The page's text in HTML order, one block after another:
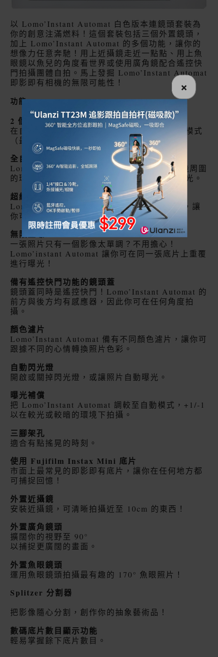
以 Lomo’Instant Automat 白色版本連鏡頭套裝為
你的創意注滿燃料！這個套裝包括三個外置鏡頭，
加上 Lomo’Instant Automat 的多個功能，讓你的
想像力任意奔馳！用上近攝鏡走近一點點、用上魚
眼鏡以魚兒的角度看世界或使用廣角鏡配合遙控快
門拍攝團體自拍。馬上發掘 Lomo’Instant Automat
即影即有相機的無限可能性！
功能
2 個拍攝模式
在自動模式下快速簡單拍攝或使用長時間曝光模式
（最多 30 秒）。
全自動快門
Lomo’Instant Automat 的快門速度是跟據相機周圍
的環境自動調整，令照片隨時隨地都可完美曝光。
超級簡易區域對焦
Lomo’instant Automat 的三段區域對焦系統 ，讓
你可在眨眼間完成對焦！
無限重曝
一張照片只有一個影像太單調？不用擔心！
Lomo’instant Automat 讓你可在同一張底片上重覆
進行曝光！
備有遙控快門功能的鏡頭蓋
鏡頭蓋同時是遙控快門！Lomo’Instant Automat 的
前方與後方均有感應器，因此你可在任何角度拍
攝。
顏色濾片
Lomo’Instant Automat 備有不同顏色濾片，讓你可
跟據不同的心情轉換照片色彩。
自動閃光燈
開啟或關掉閃光燈，或讓照片自動曝光。
曝光補償
把 Lomo’Instant Automat 調較至自動模式，+1/-1
以在較光或較暗的環境下拍攝。
三腳架孔
適合有點搖晃的時刻。
使用 Fujifilm Instax Mini 底片
市面上最常見的即影即有底片，讓你在任何地方都
可捕捉回憶！
外置近攝鏡
安裝近攝鏡，可清晰拍攝近至 10cm 的東西！
外置廣角鏡頭
擴闊你的視野至 90°
以捕捉更廣闊的畫面。
外置魚眼鏡頭
運用魚眼鏡頭拍攝最有趣的 170° 魚眼照片！
Splitzer 分割器
把影像隨心分割，創作你的抽象藝術品！
數碼底片數目顯示功能
輕易掌握餘下底片數目。
×